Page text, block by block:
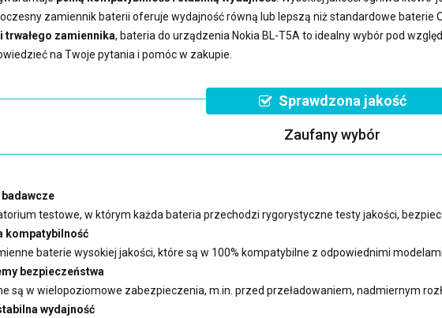
zamiennik baterii oferuje wydajność równą lub lepszą niż standardowe baterie
trwałego zamiennika, bateria do urządzenia Nokia BL-T5A to idealny wybór pod
na Twoje pytania i pomóc w zakupie.
Sprawdzona jakość
Zaufany wybór
testowe, w którym każda bateria przechodzi rygorystyczne testy jakości,
kompatybilność
baterie wysokiej jakości, które są w 100% kompatybilne z odpowiednimi
bezpieczeństwa
są w wielopoziomowe zabezpieczenia, m.in. przed przeładowaniem, nadmiernym
wydajność